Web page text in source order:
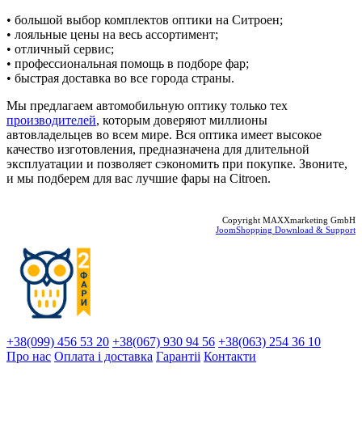
• большой выбор комплектов оптики на Ситроен;
• лояльные цены на весь ассортимент;
• отличный сервис;
• профессиональная помощь в подборе фар;
• быстрая доставка во все города страны.
Мы предлагаем автомобильную оптику только тех
производителей, которым доверяют миллионы
автовладельцев во всем мире. Вся оптика имеет высокое
качество изготовления, предназначена для длительной
эксплуатации и позволяет сэкономить при покупке. Звоните,
и мы подберем для вас лучшие фары на Citroen.
Copyright MAXXmarketing GmbH
JoomShopping Download & Support
+38(099) 456 53 20 +38(067) 930 94 56 +38(063) 254 36 10
Про нас Оплата і доставка Гарантіi Контакти